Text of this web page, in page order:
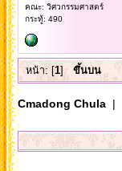
คณะ: วิศวกรรมศาสตร์
กระทู้: 490
หน้า: [1] ขึ้นบน
Cmadong Chula|